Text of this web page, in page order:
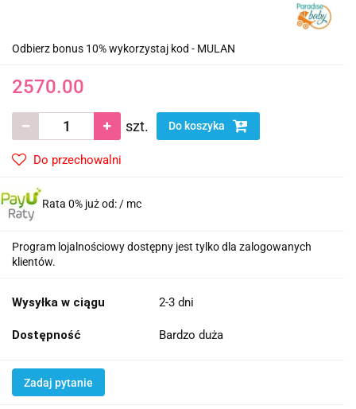
Odbierz bonus 10% wykorzystaj kod - MULAN
2570.00
szt. Do koszyka
Do przechowalni
Rata 0% już od:/ mc
Program lojalnościowy dostępny jest tylko dla zalogowanych
klientów.
Wysyłka w ciągu 2-3 dni
Dostępność Bardzo duża
Zadaj pytanie